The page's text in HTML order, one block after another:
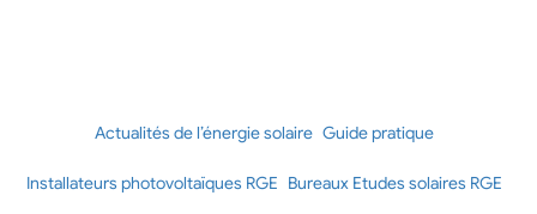
Actualités de l’énergie solaire Guide pratique
Installateurs photovoltaïques RGE Bureaux Etudes solaires RGE